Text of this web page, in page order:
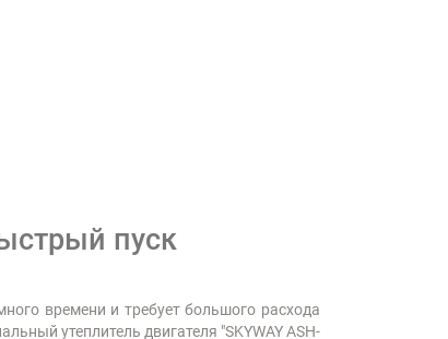
пуск
времени и требует большого расхода
утеплитель двигателя "SKYWAY ASH-